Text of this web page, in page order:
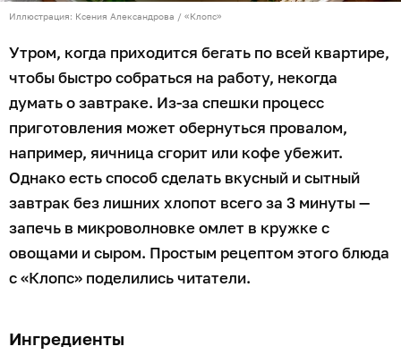
Иллюстрация: Ксения Александрова / «Клопс»
Утром, когда приходится бегать по всей квартире,
чтобы быстро собраться на работу, некогда
думать о завтраке. Из-за спешки процесс
приготовления может обернуться провалом,
например, яичница сгорит или кофе убежит.
Однако есть способ сделать вкусный и сытный
завтрак без лишних хлопот всего за 3 минуты —
запечь в микроволновке омлет в кружке с
овощами и сыром. Простым рецептом этого блюда
с «Клопс» поделились читатели.
Ингредиенты